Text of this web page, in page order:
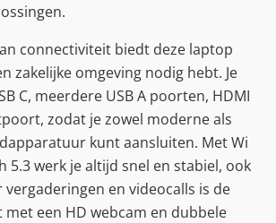
connectiviteit biedt deze laptop
zakelijke omgeving nodig hebt. Je
C, meerdere USB A poorten, HDMI
zodat je zowel moderne als
kunt aansluiten. Met Wi
5.3 werk je altijd snel en stabiel, ook
en videocalls is de
een HD webcam en dubbele